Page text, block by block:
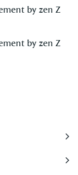
by zen Z
by zen Z